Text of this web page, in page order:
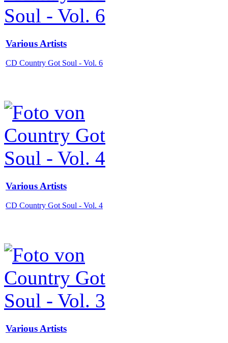
Various Artists
CD Country Got Soul - Vol. 6
Various Artists
CD Country Got Soul - Vol. 4
Various Artists